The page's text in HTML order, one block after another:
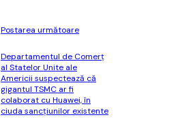
Postarea următoare
Departamentul de Comerţ
al Statelor Unite ale
Americii suspectează că
gigantul TSMC ar fi
colaborat cu Huawei, în
ciuda sancţiunilor existente